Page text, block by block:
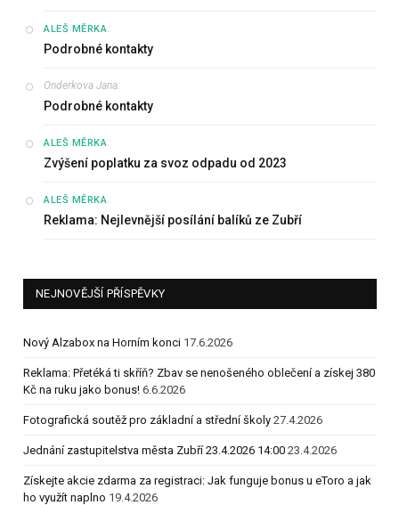
ALEŠ MĚRKA:
Podrobné kontakty
Onderkova Jana:
Podrobné kontakty
ALEŠ MĚRKA:
Zvýšení poplatku za svoz odpadu od 2023
ALEŠ MĚRKA:
Reklama: Nejlevnější posílání balíků ze Zubří
NEJNOVĚJŠÍ PŘÍSPĚVKY
Nový Alzabox na Horním konci 17.6.2026
Reklama: Přetéká ti skříň? Zbav se nenošeného oblečení a získej 380
Kč na ruku jako bonus! 6.6.2026
Fotografická soutěž pro základní a střední školy 27.4.2026
Jednání zastupitelstva města Zubří 23.4.2026 14:00 23.4.2026
Získejte akcie zdarma za registraci: Jak funguje bonus u eToro a jak
ho využít naplno 19.4.2026